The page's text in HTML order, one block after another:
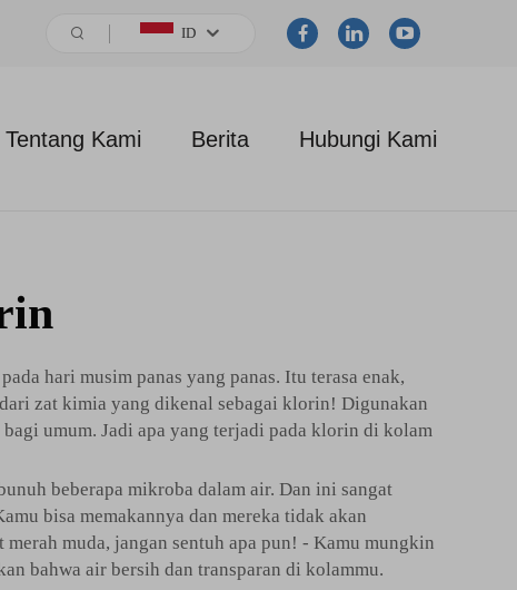
ID
Tentang Kami Berita Hubungi Kami
hari musim panas yang panas. Itu terasa enak,
zat kimia yang dikenal sebagai klorin! Digunakan
umum. Jadi apa yang terjadi pada klorin di kolam
beberapa mikroba dalam air. Dan ini sangat
bisa memakannya dan mereka tidak akan
muda, jangan sentuh apa pun! - Kamu mungkin
bahwa air bersih dan transparan di kolammu.